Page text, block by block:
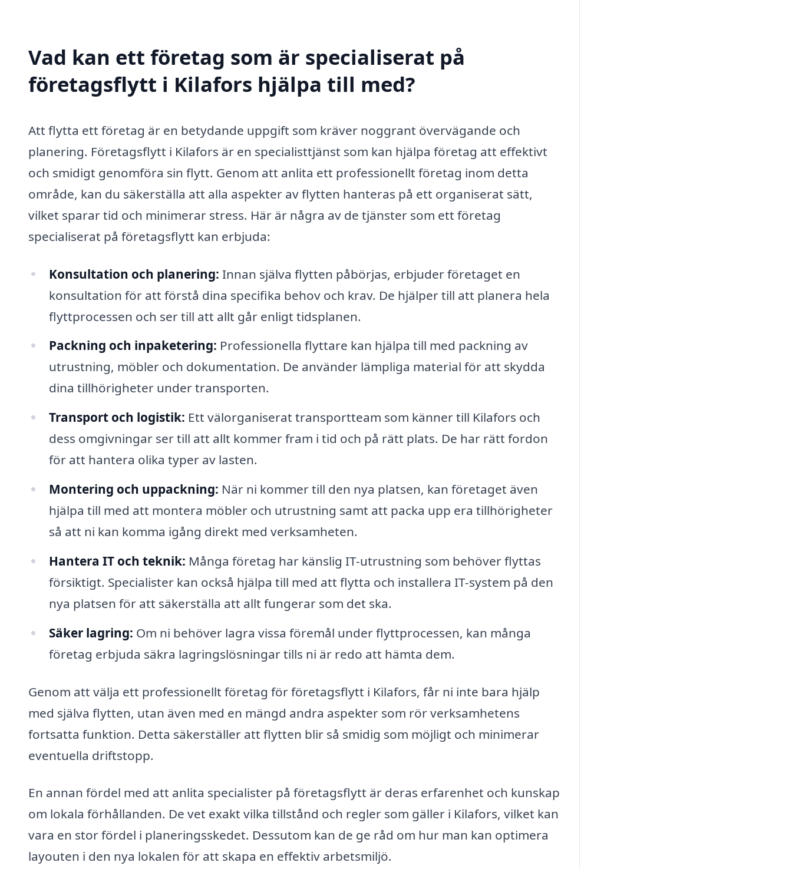
Vad kan ett företag som är specialiserat på
företagsflytt i Kilafors hjälpa till med?
Att flytta ett företag är en betydande uppgift som kräver noggrant övervägande och
planering. Företagsflytt i Kilafors är en specialisttjänst som kan hjälpa företag att effektivt
och smidigt genomföra sin flytt. Genom att anlita ett professionellt företag inom detta
område, kan du säkerställa att alla aspekter av flytten hanteras på ett organiserat sätt,
vilket sparar tid och minimerar stress. Här är några av de tjänster som ett företag
specialiserat på företagsflytt kan erbjuda:
Konsultation och planering: Innan själva flytten påbörjas, erbjuder företaget en
konsultation för att förstå dina specifika behov och krav. De hjälper till att planera hela
flyttprocessen och ser till att allt går enligt tidsplanen.
Packning och inpaketering: Professionella flyttare kan hjälpa till med packning av
utrustning, möbler och dokumentation. De använder lämpliga material för att skydda
dina tillhörigheter under transporten.
Transport och logistik: Ett välorganiserat transportteam som känner till Kilafors och
dess omgivningar ser till att allt kommer fram i tid och på rätt plats. De har rätt fordon
för att hantera olika typer av lasten.
Montering och uppackning: När ni kommer till den nya platsen, kan företaget även
hjälpa till med att montera möbler och utrustning samt att packa upp era tillhörigheter
så att ni kan komma igång direkt med verksamheten.
Hantera IT och teknik: Många företag har känslig IT-utrustning som behöver flyttas
försiktigt. Specialister kan också hjälpa till med att flytta och installera IT-system på den
nya platsen för att säkerställa att allt fungerar som det ska.
Säker lagring: Om ni behöver lagra vissa föremål under flyttprocessen, kan många
företag erbjuda säkra lagringslösningar tills ni är redo att hämta dem.
Genom att välja ett professionellt företag för företagsflytt i Kilafors, får ni inte bara hjälp
med själva flytten, utan även med en mängd andra aspekter som rör verksamhetens
fortsatta funktion. Detta säkerställer att flytten blir så smidig som möjligt och minimerar
eventuella driftstopp.
En annan fördel med att anlita specialister på företagsflytt är deras erfarenhet och kunskap
om lokala förhållanden. De vet exakt vilka tillstånd och regler som gäller i Kilafors, vilket kan
vara en stor fördel i planeringsskedet. Dessutom kan de ge råd om hur man kan optimera
layouten i den nya lokalen för att skapa en effektiv arbetsmiljö.